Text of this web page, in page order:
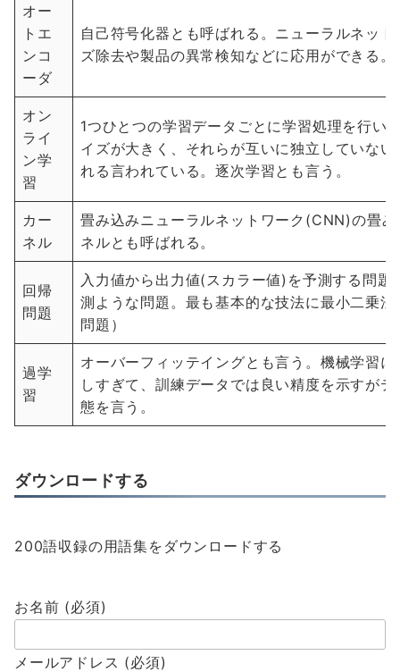
オー
トエ
ンコ
ーダ
自己符号化器とも呼ばれる。ニューラルネッ
ズ除去や製品の異常検知などに応用ができる。
オン
ライ
ン学
習
1つひとつの学習データごとに学習処理を行い
イズが大きく、それらが互いに独立していな
れる言われている。逐次学習とも言う。
カー
ネル
畳み込みニューラルネットワーク(CNN)の畳
ネルとも呼ばれる。
回帰
問題
入力値から出力値(スカラー値)を予測する問
測ような問題。最も基本的な技法に最小二乗
問題）
過学
習
オーバーフィッテイングとも言う。機械学習
しすぎて、訓練データでは良い精度を示すが
態を言う。
ダウンロードする
200語収録の用語集をダウンロードする
お名前 (必須)
メールアドレス (必須)